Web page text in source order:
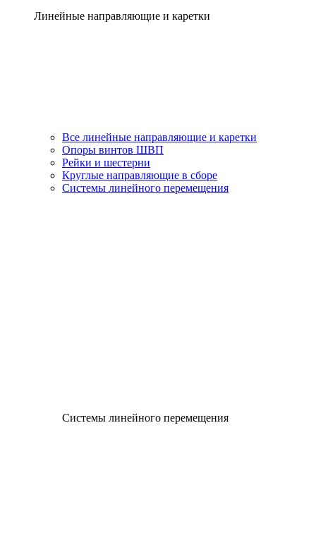
Линейные направляющие и каретки
Все линейные направляющие и каретки
Опоры винтов ШВП
Рейки и шестерни
Круглые направляющие в сборе
Системы линейного перемещения
Системы линейного перемещения